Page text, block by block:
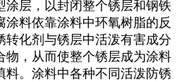
涂层，以封闭整个锈层和钢铁
料依靠涂料中环氧树脂的反
转化剂与锈层中活泼有害成分
物，从而使整个锈层成为涂料
料。涂料中各种不同活泼防锈